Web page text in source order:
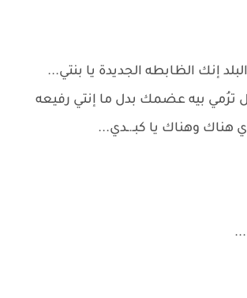
إنك الظابطه الجديدة يا بنتي...
ترُمي بيه عضمك بدل ما إنتي رفيعه
هناك وهناك يا كبـ.ـدي...